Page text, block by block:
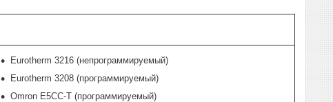
Eurotherm 3216 (непрограммируемый)
Eurotherm 3208 (программируемый)
Omron E5CC-T (программируемый)